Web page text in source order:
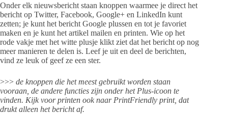
Onder elk nieuwsbericht staan knoppen waarmee je direct het
bericht op Twitter, Facebook, Google+ en LinkedIn kunt
zetten; je kunt het bericht Google plussen en tot je favoriet
maken en je kunt het artikel mailen en printen. Wie op het
rode vakje met het witte plusje klikt ziet dat het bericht op nog
meer manieren te delen is. Leef je uit en deel de berichten,
vind ze leuk of geef ze een ster.
>>> de knoppen die het meest gebruikt worden staan
vooraan, de andere functies zijn onder het Plus-icoon te
vinden. Kijk voor printen ook naar PrintFriendly print, dat
drukt alleen het bericht af.